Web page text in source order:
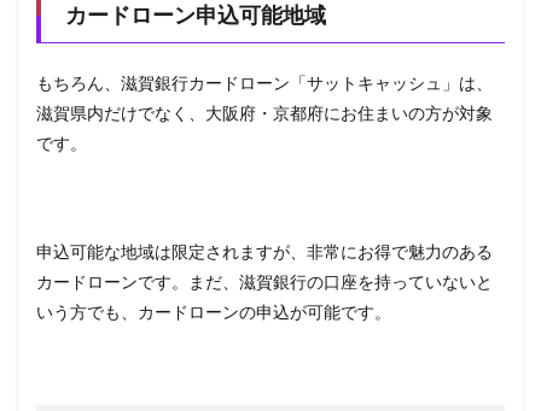
カードローン申込可能地域
もちろん、滋賀銀行カードローン「サットキャッシュ」は、
滋賀県内だけでなく、大阪府・京都府にお住まいの方が対象
です。
申込可能な地域は限定されますが、非常にお得で魅力のある
カードローンです。まだ、滋賀銀行の口座を持っていないと
いう方でも、カードローンの申込が可能です。